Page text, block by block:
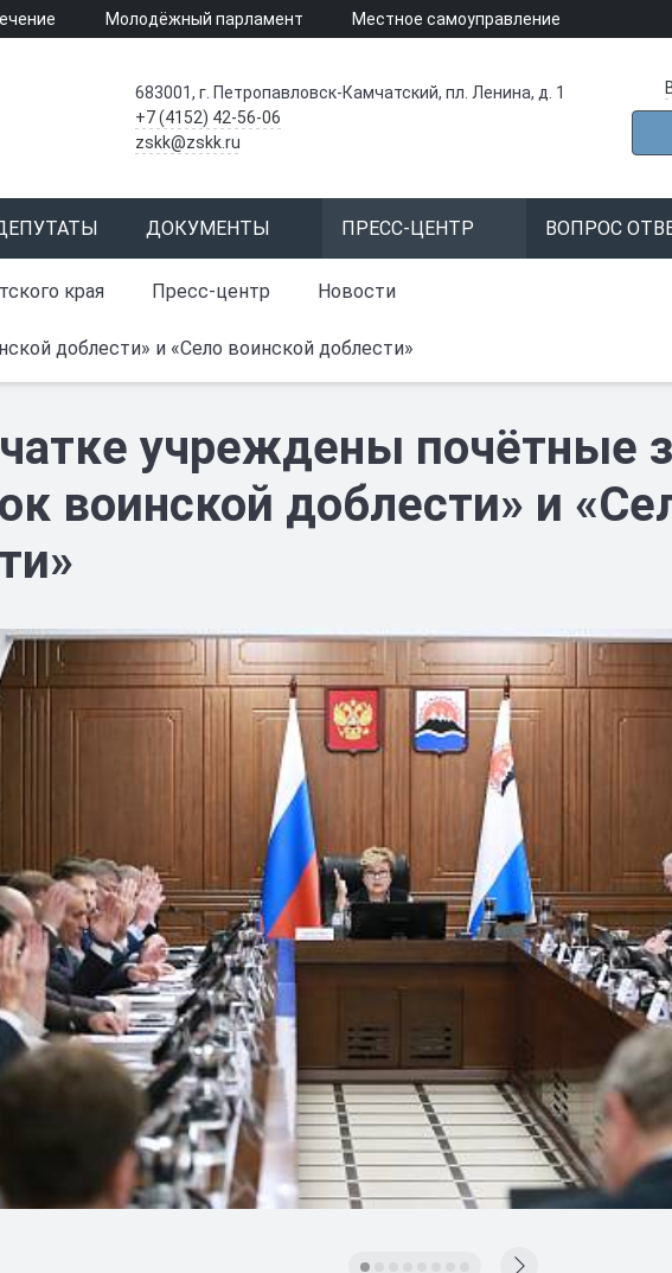
Молодёжный парламент Местное самоуправление
683001, г. Петропавловск-Камчатский, пл. Ленина, д. 1
+7 (4152) 42-56-06
zskk@zskk.ru
ДОКУМЕНТЫ ПРЕСС-ЦЕНТР ВОПРОС
края Пресс-центр
Новости
доблести» и «Село воинской доблести»
учреждены почётные
воинской доблести» и